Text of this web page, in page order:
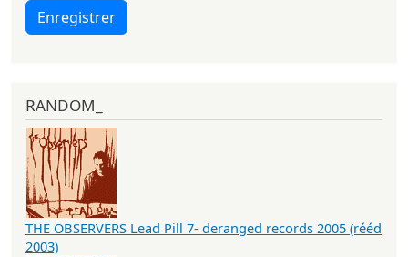
Enregistrer
RANDOM_
THE OBSERVERS Lead Pill 7- deranged records 2005 (rééd
2003)